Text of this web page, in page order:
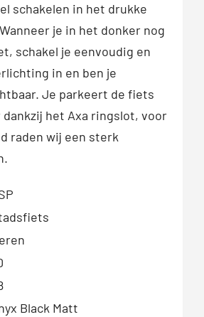
schakelen in het drukke
je in het donker nog
schakel je eenvoudig en
in en ben je
Je parkeert de fiets
het Axa ringslot, voor
raden wij een sterk
Black Matt